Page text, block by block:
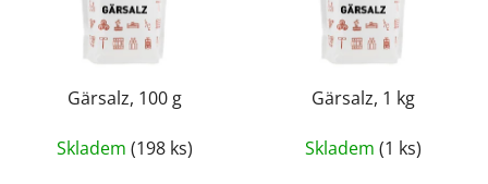
Gärsalz, 100 g
Skladem (198 ks)
Gärsalz, 1 kg
Skladem (1 ks)